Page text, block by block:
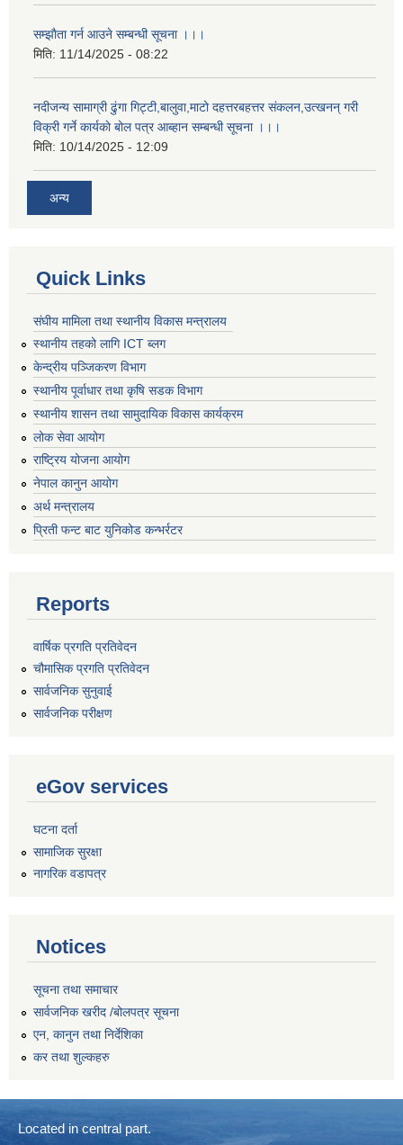
सम्झाैता गर्न आउने सम्बन्धी सूचना ।।।
मिति: 11/14/2025 - 08:22
नदीजन्य सामाग्री ढुंगा गिट्टी,बालुवा,माटो दहत्तरबहत्तर संकलन,उत्खनन् गरी
विक्री गर्ने कार्यकाे बोल पत्र आब्हान सम्बन्धी सूचना ।।।
मिति: 10/14/2025 - 12:09
अन्य
Quick Links
संघीय मामिला तथा स्थानीय विकास मन्त्रालय
स्थानीय तहको लागि ICT ब्लग
केन्द्रीय पञ्जिकरण विभाग
स्थानीय पूर्वाधार तथा कृषि सडक विभाग
स्थानीय शासन तथा सामुदायिक विकास कार्यक्रम
लोक सेवा आयोग
राष्ट्रिय योजना आयोग
नेपाल कानुन आयोग
अर्थ मन्त्रालय
प्रिती फन्ट बाट युनिकोड कन्भर्रटर
Reports
वार्षिक प्रगति प्रतिवेदन
चौमासिक प्रगति प्रतिवेदन
सार्वजनिक सुनुवाई
सार्वजनिक परीक्षण
eGov services
घटना दर्ता
सामाजिक सुरक्षा
नागरिक वडापत्र
Notices
सूचना तथा समाचार
सार्वजनिक खरीद /बोलपत्र सूचना
एन, कानुन तथा निर्देशिका
कर तथा शुल्कहरु
Located in central part.